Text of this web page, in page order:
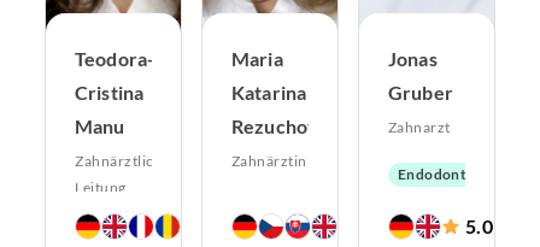
Teodora-
Cristina
Manu
Zahnärztliche
Leitung
Aligner-
4.9 (586)
Maria
Katarina
Rezuchova
Zahnärztin
Therapie
Endodontologie
5.0 (536)
Jonas
Gruber
Zahnarzt
Endodontologie
Implantologie
5.0